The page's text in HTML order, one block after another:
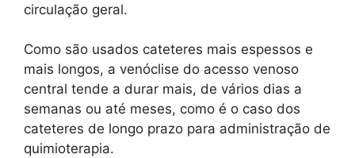
circulação geral.
Como são usados ​​cateteres mais espessos e
mais longos, a venóclise do acesso venoso
central tende a durar mais, de vários dias a
semanas ou até meses, como é o caso dos
cateteres de longo prazo para administração de
quimioterapia.